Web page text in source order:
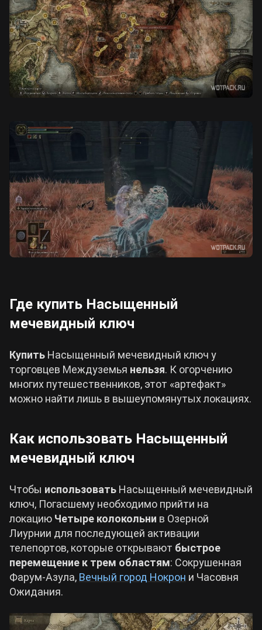
Где купить Насыщенный
мечевидный ключ
Купить Насыщенный мечевидный ключ у
торговцев Междуземья нельзя. К огорчению
многих путешественников, этот «артефакт»
можно найти лишь в вышеупомянутых локациях.
Как использовать Насыщенный
мечевидный ключ
Чтобы использовать Насыщенный мечевидный
ключ, Погасшему необходимо прийти на
локацию Четыре колокольни в Озерной
Лиурнии для последующей активации
телепортов, которые открывают быстрое
перемещение к трем областям: Сокрушенная
Фарум-Азула, Вечный город Нокрон и Часовня
Ожидания.